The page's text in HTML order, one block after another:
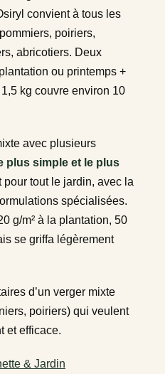
convient à tous les
poiriers,
abricotiers. Deux
ou printemps +
kg couvre environ 10
avec plusieurs
plus simple et le plus
pour tout le jardin, avec la
spécialisées.
g/m² à la plantation, 50
se griffa légèrement
d’un verger mixte
poiriers) qui veulent
et efficace.
& Jardin